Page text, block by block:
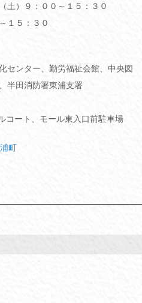
土）９：００～１５：３０
１５：３０
センター、勤労福祉会館、中央図
半田消防署東浦支署
コート、モール東入口前駐車場
町